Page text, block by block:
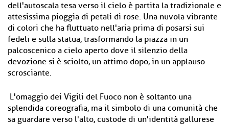
dell'autoscala tesa verso il cielo è partita la tradizionale e
attesissima pioggia di petali di rose. Una nuvola vibrante
di colori che ha fluttuato nell'aria prima di posarsi sui
fedeli e sulla statua, trasformando la piazza in un
palcoscenico a cielo aperto dove il silenzio della
devozione si è sciolto, un attimo dopo, in un applauso
scrosciante.
L'omaggio dei Vigili del Fuoco non è soltanto una
splendida coreografia, ma il simbolo di una comunità che
sa guardare verso l'alto, custode di un'identità gallurese